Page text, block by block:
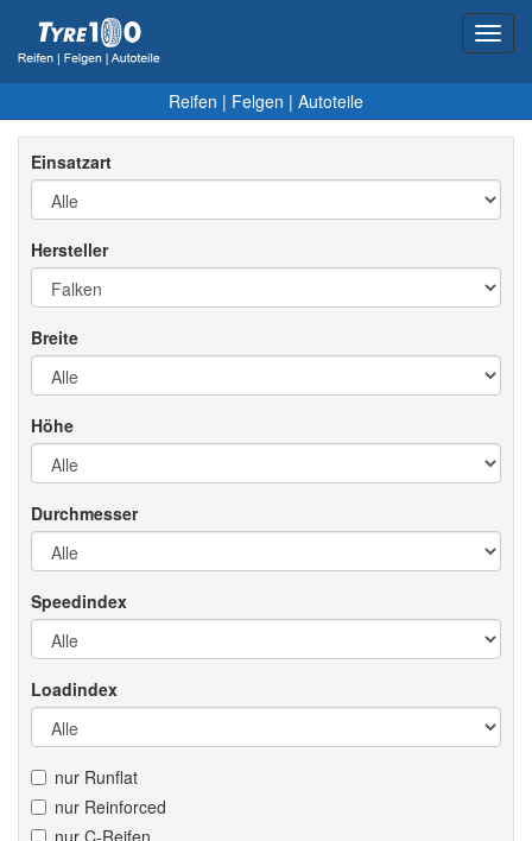
Reifen | Felgen | Autoteile
Einsatzart
Hersteller
Breite
Höhe
Durchmesser
Speedindex
Loadindex
nur Runflat
nur Reinforced
nur C-Reifen